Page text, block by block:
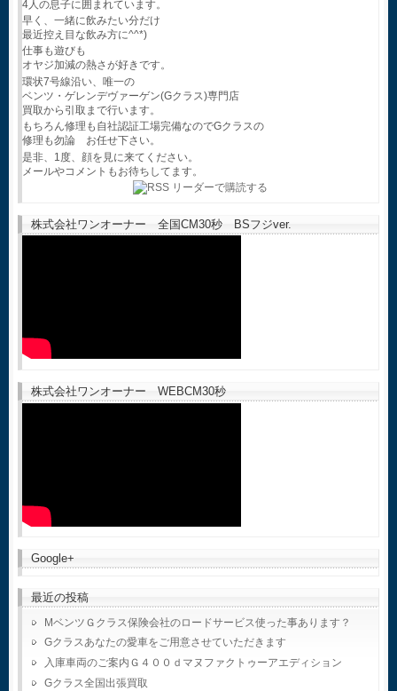
4人の息子に囲まれています。
早く、一緒に飲みたい分だけ
最近控え目な飲み方に^^*)
仕事も遊びも
オヤジ加減の熱さが好きです。
環状7号線沿い、唯一の
ベンツ・ゲレンデヴァーゲン(Gクラス)専門店
買取から引取まで行います。
もちろん修理も自社認証工場完備なのでGクラスの
修理も勿論 お任せ下さい。
是非、1度、顔を見に来てください。
メールやコメントもお待ちしてます。
株式会社ワンオーナー 全国CM30秒 BSフジver.
株式会社ワンオーナー WEBCM30秒
Google+
最近の投稿
MベンツＧクラス保険会社のロードサービス使った事あります？
Gクラスあなたの愛車をご用意させていただきます
入庫車両のご案内Ｇ４００ｄマヌファクトゥーアエディション
Gクラス全国出張買取